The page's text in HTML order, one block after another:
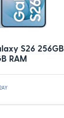
S26 256GB
RAM